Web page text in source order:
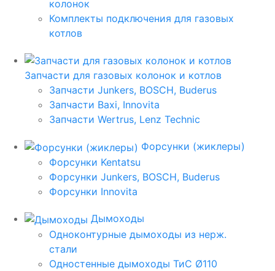
колонок
Комплекты подключения для газовых
котлов
Запчасти для газовых колонок и котлов
Запчасти Junkers, BOSCH, Buderus
Запчасти Baxi, Innovita
Запчасти Wertrus, Lenz Technic
Форсунки (жиклеры)
Форсунки Kentatsu
Форсунки Junkers, BOSCH, Buderus
Форсунки Innovita
Дымоходы
Одноконтурные дымоходы из нерж.
стали
Одностенные дымоходы ТиС Ø110